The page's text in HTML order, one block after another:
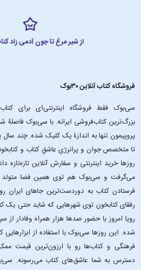
از شیر مرغ تا جون آدمی زاد
فروشگاه کتاب آنلاین ۳۰بوک
سی‌بوک فقط فروشگاه اینترنتی‌ای برای
بزرگ‌ترین کتاب‌فروشی ایرانه. با سی‌بوک فاصلۀ
تا متخصص جوان و پرانرژیِ عاشقِ کتاب و
روزها خرید اینترنتی و سفارش آنلاین تازه‌تازه
می‌گرفت و سی‌بوک هم توی همین فضا متولد
فرستادن کتاب به دوردست‌ترین جاهای ایران
رفقای کتابخون توی شهرهایی که شاید حتی یک
رویا امروز با حضور صدها هزار همراه وفادار از
شده. این ‌روزها سی‌بوک با استفاده از ابزارهایی
فرهنگی و کتاب‌ها رو با ارزون‌ترین قیمت
دسترس به شما عاشق‌های کتاب می‌رسونه.